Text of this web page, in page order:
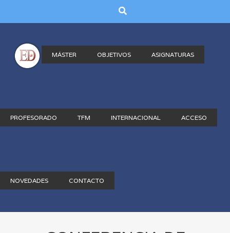
MÁSTER OBJETIVOS ASIGNATURAS
PROFESORADO TFM INTERNACIONAL ACCESO
NOVEDADES CONTACTO